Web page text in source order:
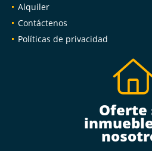
Alquiler
Contáctenos
Políticas de privacidad
Oferte